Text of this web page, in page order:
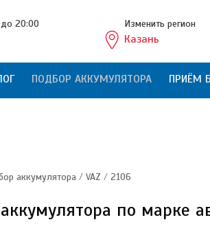
20:00 Изменить регион
Казань
ПОДБОР АККУМУЛЯТОРА ПРИЁМ
аккумулятора / VAZ / 2106
по марке